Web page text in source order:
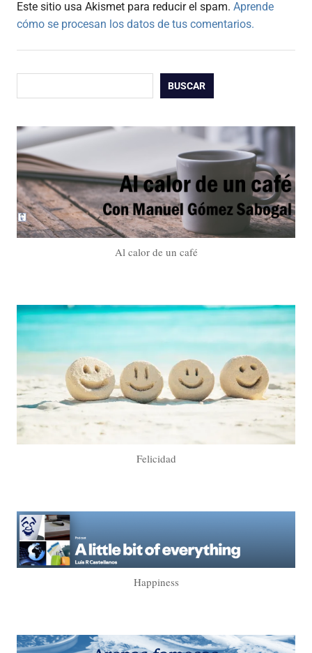
Este sitio usa Akismet para reducir el spam. Aprende
cómo se procesan los datos de tus comentarios.
BUSCAR
Al calor de un café
Felicidad
Happiness